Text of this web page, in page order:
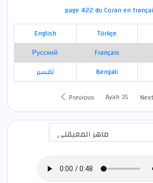
page 422 du Coran en
English
Türkçe
Русский
Français
تفسير
Bengali
Previous
Ayah 35 Next